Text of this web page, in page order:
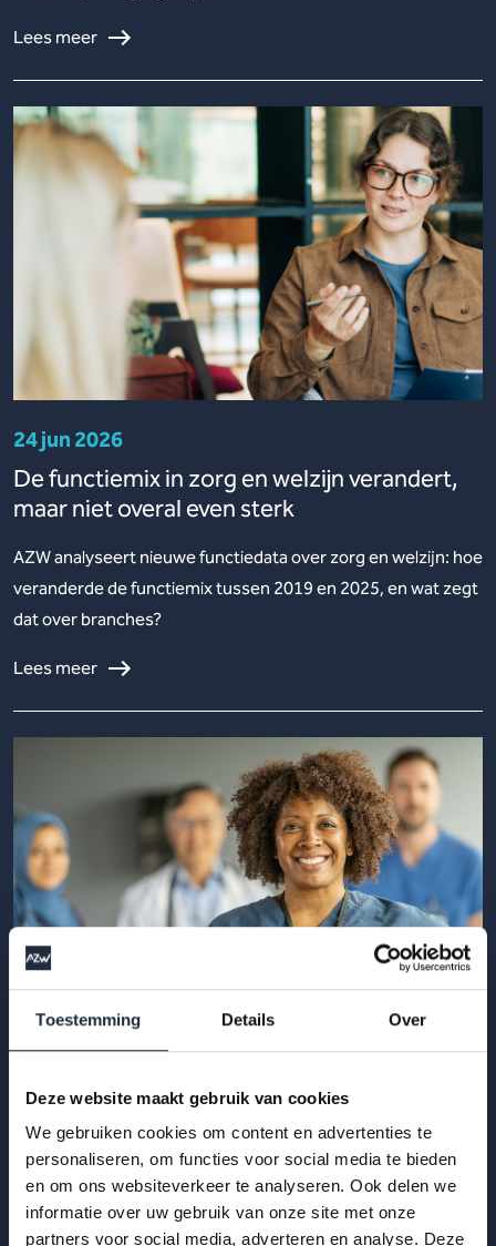
Toestemming Details Over
Deze website maakt gebruik van cookies
We gebruiken cookies om content en advertenties te
personaliseren, om functies voor social media te bieden
en om ons websiteverkeer te analyseren. Ook delen we
informatie over uw gebruik van onze site met onze
partners voor social media, adverteren en analyse. Deze
Lees meer
24 jun 2026
De functiemix in zorg en welzijn verandert,
maar niet overal even sterk
AZW analyseert nieuwe functiedata over zorg en welzijn: hoe
veranderde de functiemix tussen 2019 en 2025, en wat zegt
dat over branches?
Lees meer
Zzp’ers in zorg en welzijn: wat weten we
echt?
Wat weten we echt over zzp’ers in zorg en welzijn? Deze
AZW-publicatie brengt feiten, cijfers en inzichten samen